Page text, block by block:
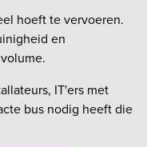
hoeft te vervoeren.
en
IT'ers met
bus nodig heeft die